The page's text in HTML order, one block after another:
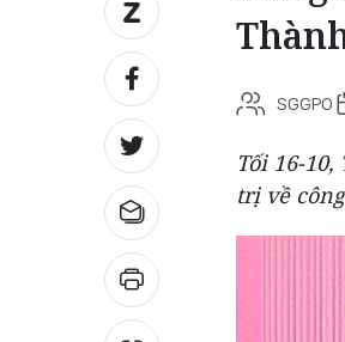
SGGPO
Tối 16-
trị về